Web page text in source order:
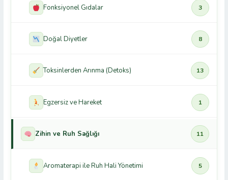
Fonksiyonel Gıdalar 3
Doğal Diyetler 8
Toksinlerden Arınma (Detoks) 13
Egzersiz ve Hareket 1
Zihin ve Ruh Sağlığı 11
Aromaterapi ile Ruh Hali Yönetimi 5